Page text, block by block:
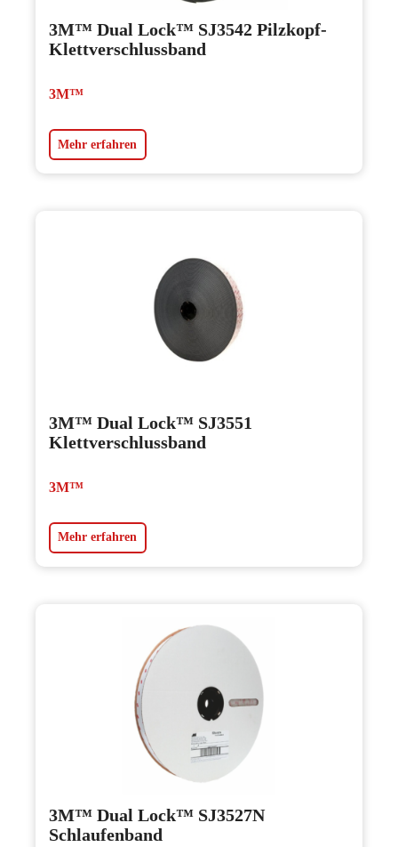
3M™ Dual Lock™ SJ3542 Pilzkopf-
Klettverschlussband
3M™
Mehr erfahren
3M™ Dual Lock™ SJ3551
Klettverschlussband
3M™
Mehr erfahren
3M™ Dual Lock™ SJ3527N
Schlaufenband